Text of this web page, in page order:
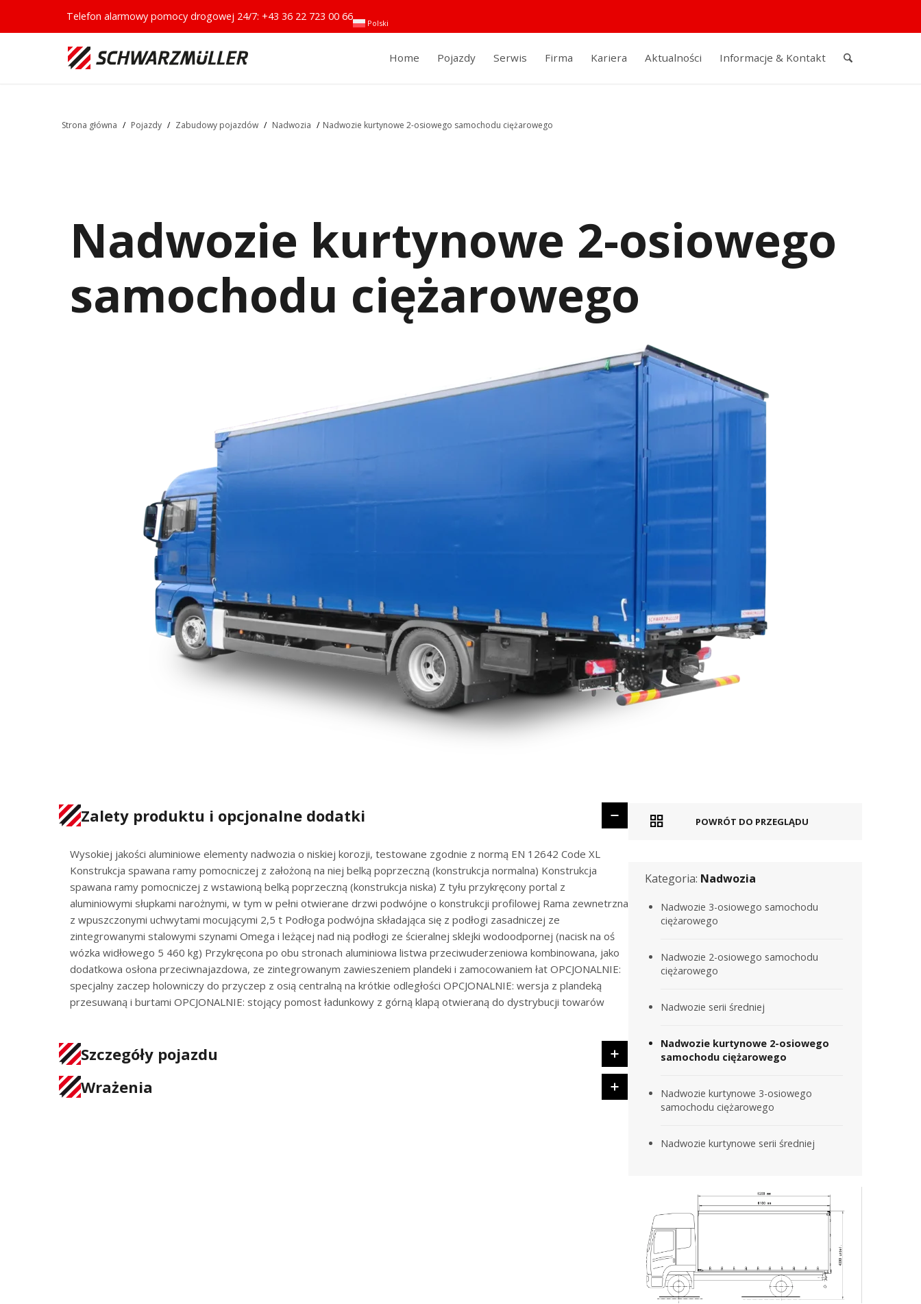
Polski
Telefon alarmowy pomocy drogowej 24/7: +43 36 22 723 00 66
Home Pojazdy Serwis Firma Kariera Aktualności Informacje & Kontakt
Strona główna / Pojazdy / Zabudowy pojazdów / Nadwozia / Nadwozie kurtynowe 2-osiowego samochodu ciężarowego
Nadwozie kurtynowe 2-osiowego
samochodu ciężarowego
Zalety produktu i opcjonalne dodatki
Wysokiej jakości aluminiowe elementy nadwozia o niskiej korozji, testowane zgodnie z normą EN 12642 Code XL
Konstrukcja spawana ramy pomocniczej z założoną na niej belką poprzeczną (konstrukcja normalna) Konstrukcja
spawana ramy pomocniczej z wstawioną belką poprzeczną (konstrukcja niska) Z tyłu przykręcony portal z
aluminiowymi słupkami narożnymi, w tym w pełni otwierane drzwi podwójne o konstrukcji profilowej Rama zewnetrzna
z wpuszczonymi uchwytami mocującymi 2,5 t Podłoga podwójna składająca się z podłogi zasadniczej ze
zintegrowanymi stalowymi szynami Omega i leżącej nad nią podłogi ze ścieralnej sklejki wodoodpornej (nacisk na oś
wózka widłowego 5 460 kg) Przykręcona po obu stronach aluminiowa listwa przeciwuderzeniowa kombinowana, jako
dodatkowa osłona przeciwnajazdowa, ze zintegrowanym zawieszeniem plandeki i zamocowaniem łat OPCJONALNIE:
specjalny zaczep holowniczy do przyczep z osią centralną na krótkie odległości OPCJONALNIE: wersja z plandeką
przesuwaną i burtami OPCJONALNIE: stojący pomost ładunkowy z górną klapą otwieraną do dystrybucji towarów
Szczegóły pojazdu
Wrażenia
POWRÓT DO PRZEGLĄDU
Kategoria: Nadwozia
Nadwozie 3-osiowego samochodu
ciężarowego
Nadwozie 2-osiowego samochodu
ciężarowego
Nadwozie serii średniej
Nadwozie kurtynowe 2-osiowego
samochodu ciężarowego
Nadwozie kurtynowe 3-osiowego
samochodu ciężarowego
Nadwozie kurtynowe serii średniej